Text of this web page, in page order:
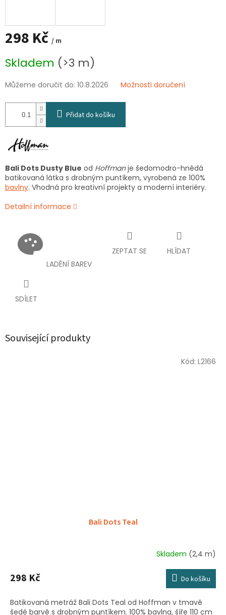
298 Kč / m
cena:
Skladem (>3 m)
Můžeme doručit do: 10.8.2026 Možnosti doručení
Přidat do košíku
Bali Dots Dusty Blue od Hoffmanje šedomodro-hnědá
batikovaná látka s drobným puntíkem, vyrobená ze 100%
bavlny. Vhodná pro kreativní projekty a moderní interiéry.
Detailní informace
LADĚNÍ BAREV
ZEPTAT SE HLÍDAT
SDÍLET
Související produkty
Bali Dots Teal
Skladem (2,4 m)
298 Kč Do košíku
Batikovaná metráž Bali Dots Teal od Hoffman v tmavě
šedé barvě s drobným puntíkem. 100% bavlna, šíře 110 cm
Kód: L2166